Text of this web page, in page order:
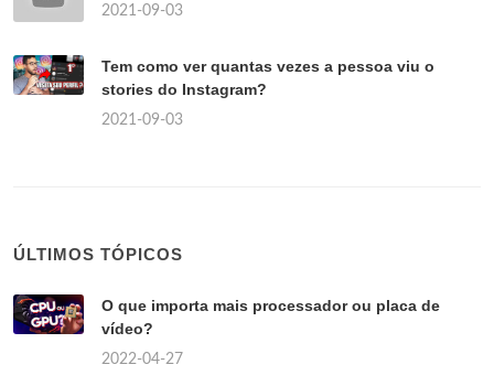
2021-09-03
Tem como ver quantas vezes a pessoa viu o
stories do Instagram?
2021-09-03
ÚLTIMOS TÓPICOS
O que importa mais processador ou placa de
vídeo?
2022-04-27